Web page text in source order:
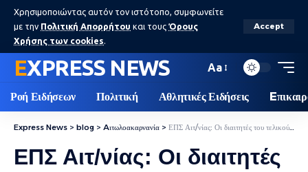
Χρησιμοποιώντας αυτόν τον ιστότοπο, συμφωνείτε
με την Πολιτική Απορρήτου και τους Όρους
Χρήσης των cookies.
Accept
EXPRESS NEWS Aa
Ροή Ειδήσεων Πολιτική Αθλητικές Ειδήσεις
Express News > blog > Aιτωλοακαρνανία > ΕΠΣ Αιτ/νίας: Οι διαιτητές του τελικού Kυπέλλου, ανάμεσα σε Παναγρινιακό και ΑΕ Μεσολογγίου
ΕΠΣ Αιτ/νίας: Οι διαιτητές